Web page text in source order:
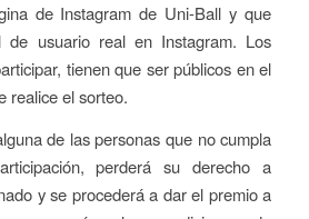
de Instagram de Uni-Ball y que
de usuario real en Instagram. Los
tienen que ser públicos en el
realice el sorteo.
de las personas que no cumpla
perderá su derecho a
y se procederá a dar el premio a